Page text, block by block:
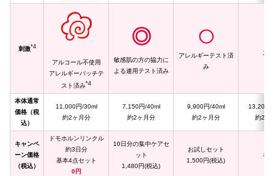
刺激*4
アルコール不使用
アレルギーパッチテ
スト済み*4
◎
敏感肌の方の協力に
よる連用テスト済み
◯
アレルギーテスト済
み
不
本体通常
価格（税
込）
11,000円/30ml
約2ヶ月分
7,150円/40ml
約2ヶ月分
9,900円/40ml
約2ヶ月分
13,200
約2ヶ
キャンペ
ーン価格
（税込）
ドモホルンリンクル
約3日分
基本4点セット
0円
10日分の集中ケアセ
ット
1,480円(税込)
お試しセット
1,500円(税込)
な